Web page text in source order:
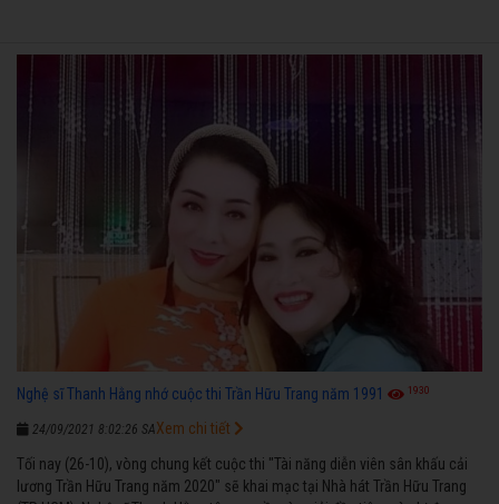
Nghệ sĩ Thanh Hằng nhớ cuộc thi Trần Hữu Trang năm 1991 1930
24/09/2021 8:02:26 SA
Tối nay (26-10), vòng chung kết cuộc thi "Tài năng diễn viên sân khấu cải
lương Trần Hữu Trang năm 2020" sẽ khai mạc tại Nhà hát Trần Hữu Trang
Xem chi tiết